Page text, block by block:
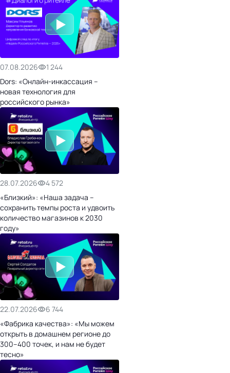
07.08.2026
1 244
Dors: «Онлайн-инкассация –
новая технология для
российского рынка»
28.07.2026
4 572
«Близкий»: «Наша задача –
сохранить темпы роста и удвоить
количество магазинов к 2030
году»
22.07.2026
6 744
«Фабрика качества»: «Мы можем
открыть в домашнем регионе до
300–400 точек, и нам не будет
тесно»